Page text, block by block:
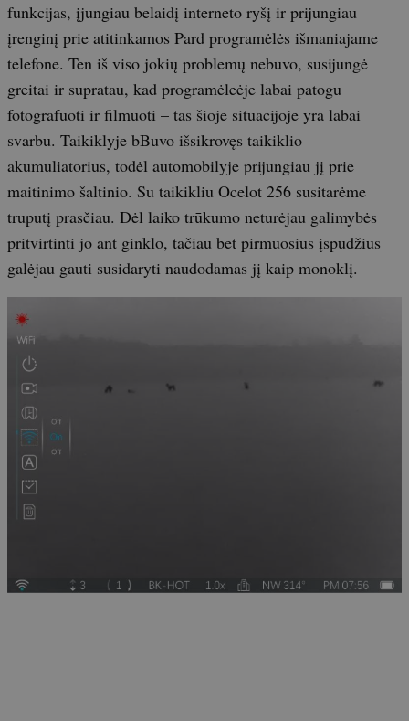
funkcijas, įjungiau belaidį interneto ryšį ir prijungiau
įrenginį prie atitinkamos Pard programėlės išmaniajame
telefone. Ten iš viso jokių problemų nebuvo, susijungė
greitai ir supratau, kad programėleėje labai patogu
fotografuoti ir filmuoti – tas šioje situacijoje yra labai
svarbu. Taikiklyje bBuvo išsikrovęs taikiklio
akumuliatorius, todėl automobilyje prijungiau jį prie
maitinimo šaltinio. Su taikikliu Ocelot 256 susitarėme
truputį prasčiau. Dėl laiko trūkumo neturėjau galimybės
pritvirtinti jo ant ginklo, tačiau bet pirmuosius įspūdžius
galėjau gauti susidaryti naudodamas jį kaip monoklį.